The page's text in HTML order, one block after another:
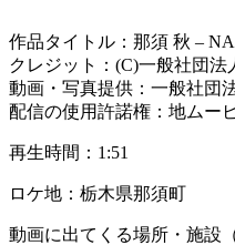
作品タイトル：那須 秋 –
クレジット：(C)一般社団法
動画・写真提供：一般社団
配信の使用許諾権：地ムー
再生時間：1:51
ロケ地：栃木県那須町
動画に出てくる場所・施設